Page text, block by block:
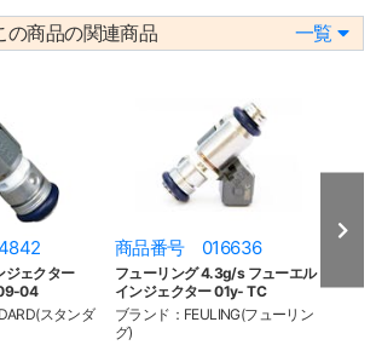
の商品の関連商品 一覧
ジェクター
04
スタンダ
商品番号 016636
フューリング 4.3g/s フューエル
インジェクター 01y- TC
ブランド：FEULING(フューリン
グ)
アラ